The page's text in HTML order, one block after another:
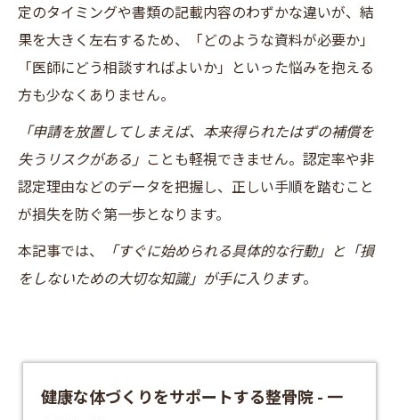
定のタイミングや書類の記載内容のわずかな違いが、結
果を大きく左右するため、「どのような資料が必要か」
「医師にどう相談すればよいか」といった悩みを抱える
方も少なくありません。
「申請を放置してしまえば、本来得られたはずの補償を
失うリスクがある」 ことも軽視できません。認定率や非
認定理由などのデータを把握し、正しい手順を踏むこと
が損失を防ぐ第一歩となります。
本記事では、
「すぐに始められる具体的な行動」と「損
をしないための大切な知識」が手に入ります。
健康な体づくりをサポートする整骨院 - 一